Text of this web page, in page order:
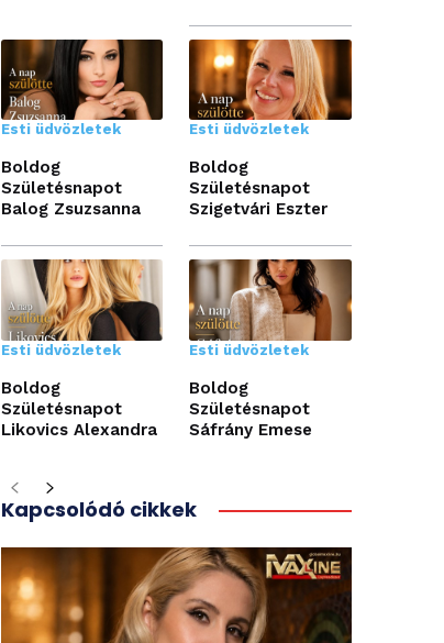
Esti üdvözletek
Boldog
Születésnapot
Balog Zsuzsanna
Esti üdvözletek
Boldog
Születésnapot
Szigetvári Eszter
Esti üdvözletek
Boldog
Születésnapot
Likovics Alexandra
Esti üdvözletek
Boldog
Születésnapot
Sáfrány Emese
Kapcsolódó cikkek